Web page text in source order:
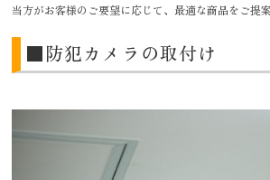
当方がお客様のご要望に応じて、最適な商品をご提
■防犯カメラの取付け